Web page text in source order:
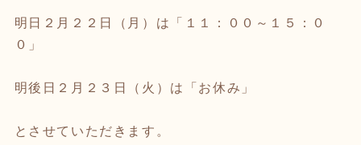
明日２月２２日（月）は「１１：００～１５：０
０」
明後日２月２３日（火）は「お休み」
とさせていただきます。